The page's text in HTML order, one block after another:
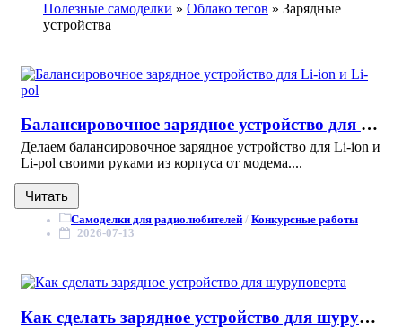
Полезные самоделки » Облако тегов » Зарядные
устройства
Балансировочное зарядное устройство для Li-ion и Li-pol
Делаем балансировочное зарядное устройство для Li-ion и
Li-pol своими руками из корпуса от модема....
Читать
Самоделки для радиолюбителей / Конкурсные работы
2026-07-13
Как сделать зарядное устройство для шуруповерта